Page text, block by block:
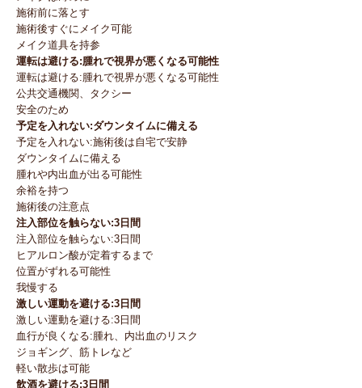
施術前に落とす
施術後すぐにメイク可能
メイク道具を持参
運転は避ける:腫れで視界が悪くなる可能性
運転は避ける:腫れで視界が悪くなる可能性
公共交通機関、タクシー
安全のため
予定を入れない:ダウンタイムに備える
予定を入れない:施術後は自宅で安静
ダウンタイムに備える
腫れや内出血が出る可能性
余裕を持つ
施術後の注意点
注入部位を触らない:3日間
注入部位を触らない:3日間
ヒアルロン酸が定着するまで
位置がずれる可能性
我慢する
激しい運動を避ける:3日間
激しい運動を避ける:3日間
血行が良くなる:腫れ、内出血のリスク
ジョギング、筋トレなど
軽い散歩は可能
飲酒を避ける:3日間